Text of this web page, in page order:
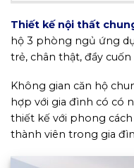
Thiết kế nội thất
hộ 3 phòng ngủ ứng
trẻ, chân thật, đầy cuốn
Không gian căn hộ
hợp với gia đình có có
thiết kế với phong
thành viên trong gia